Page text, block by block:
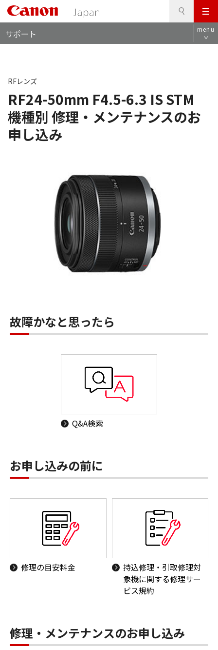
メ
ニ
ュ
サポート menu
RF24-50mm F4.5-6.3 IS STM
機種別 修理・メンテナンスのお
申し込み
RFレンズ
故障かなと思ったら
Q&A検索
お申し込みの前に
修理の目安料金
持込修理・引取修理対
象機に関する修理サー
ビス規約
修理・メンテナンスのお申し込み